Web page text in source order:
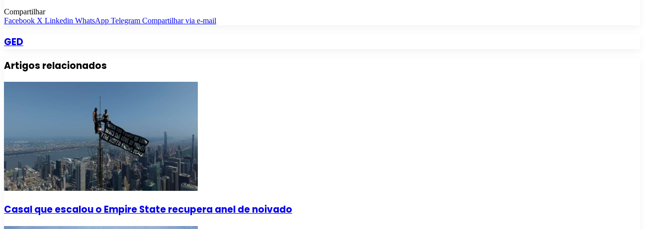
Compartilhar
Facebook X Linkedin WhatsApp Telegram Compartilhar via e-mail
GED
Artigos relacionados
Casal que escalou o Empire State recupera anel de noivado